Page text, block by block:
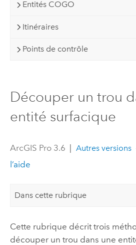
Entités COGO
Itinéraires
Points de contrôle
Découper un trou
entité surfacique
ArcGIS Pro 3.6 Autres versions
l’aide
Dans cette rubrique
Cette rubrique décrit trois
découper un trou dans une